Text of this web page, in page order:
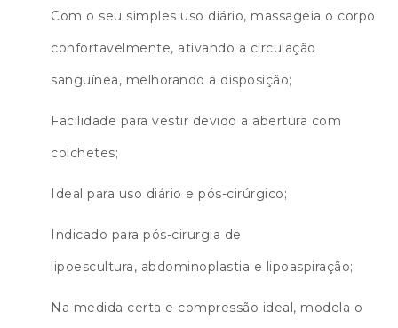
Com o seu simples uso diário, massageia o corpo
confortavelmente, ativando a circulação
sanguínea, melhorando a disposição;
Facilidade para vestir devido a abertura com
colchetes;
Ideal para uso diário e pós-cirúrgico;
Indicado para pós-cirurgia de
lipoescultura, abdominoplastia e lipoaspiração;
Na medida certa e compressão ideal, modela o